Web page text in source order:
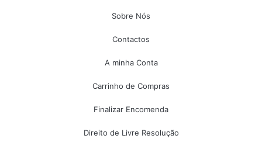
Sobre Nós
Contactos
A minha Conta
Carrinho de Compras
Finalizar Encomenda
Direito de Livre Resolução